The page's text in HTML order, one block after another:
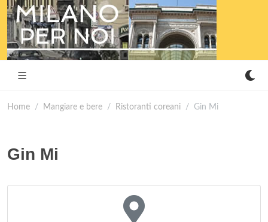
Home Mangiare e bere Ristoranti coreani Gin Mi
Gin Mi